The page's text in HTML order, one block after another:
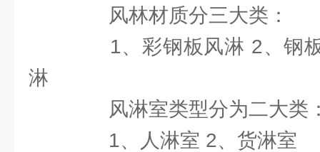
风林材质分三大类：
1、彩钢板风淋 2、钢板
淋
风淋室类型分为二大类
1、人淋室 2、货淋室